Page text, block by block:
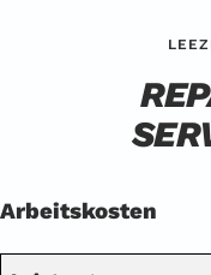
Arbeitskosten